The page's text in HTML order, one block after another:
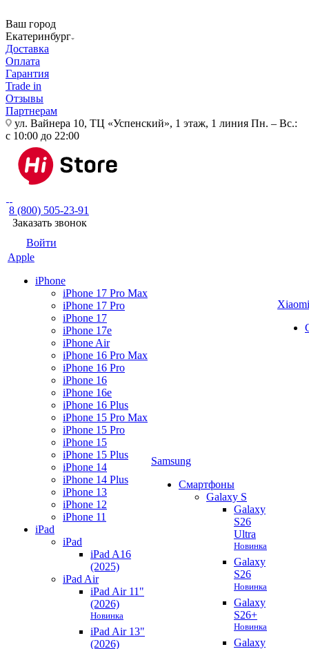
Ваш город
Екатеринбург
Доставка
Оплата
Гарантия
Trade in
Отзывы
Партнерам
ул. Вайнера 10, ТЦ «Успенский», 1 этаж, 1 линия Пн. – Вс.:
с 10:00 до 22:00
8 (800) 505-23-91
Заказать звонок
Войти
Apple
iPhone
iPhone 17 Pro Max
iPhone 17 Pro
iPhone 17
iPhone 17e
iPhone Air
iPhone 16 Pro Max
iPhone 16 Pro
iPhone 16
iPhone 16e
iPhone 16 Plus
iPhone 15 Pro Max
iPhone 15 Pro
iPhone 15
iPhone 15 Plus
iPhone 14
iPhone 14 Plus
iPhone 13
iPhone 12
iPhone 11
iPad
iPad
iPad A16
(2025)
iPad Air
iPad Air 11"
(2026)
Новинка
iPad Air 13"
(2026)
Samsung
Смартфоны
Galaxy S
Galaxy
S26
Ultra
Новинка
Galaxy
S26
Новинка
Galaxy
S26+
Новинка
Galaxy
Xiaomi